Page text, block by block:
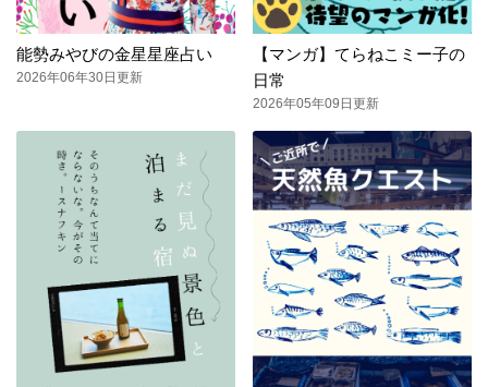
能勢みやびの金星星座占い
2026年06年30日更新
【マンガ】てらねこミー子の
日常
2026年05年09日更新